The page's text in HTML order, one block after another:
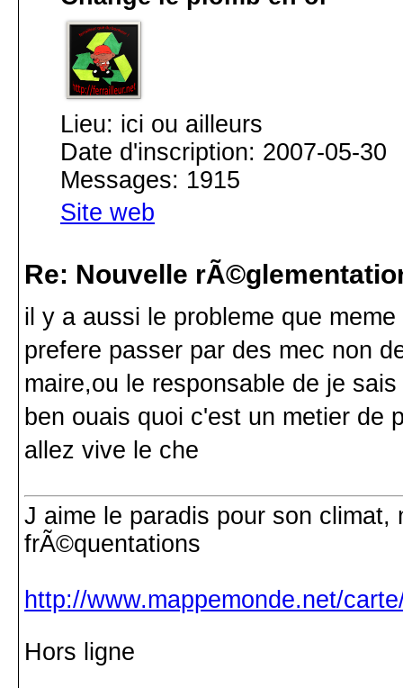
Lieu: ici ou ailleurs
Date d'inscription: 2007-05-30
Messages: 1915
Site web
Re: Nouvelle
il y a aussi le probleme que
prefere passer par des mec non
maire,ou le responsable de je
ben ouais quoi c'est un metier de
allez vive le che
J aime le paradis pour son
frÃ©quentations
http://www.mappemonde.net/
Hors ligne